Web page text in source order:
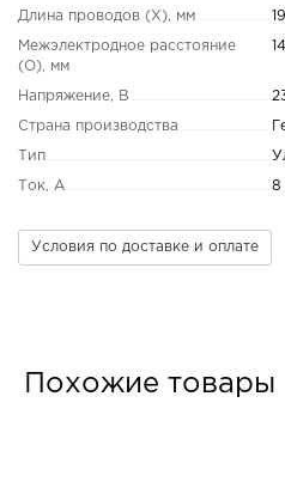
Длина проводов (X), мм
Межэлектродное расстояние
(O), мм
Напряжение, В
Страна производства
Тип
Ток, А 8
Условия по доставке и оплате
Похожие товары